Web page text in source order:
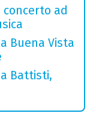
ad
Buena Vista
Battisti,